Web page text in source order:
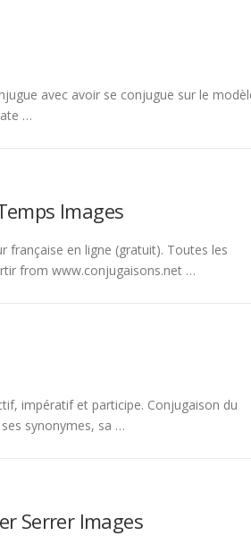
avec avoir se conjugue sur le
…
Images
française en ligne (gratuit). Toutes les
from www.conjugaisons.net …
impératif et participe. Conjugaison du
synonymes, sa …
Serrer Images